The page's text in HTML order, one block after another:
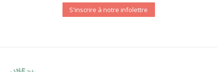
S'inscrire à notre infolettre